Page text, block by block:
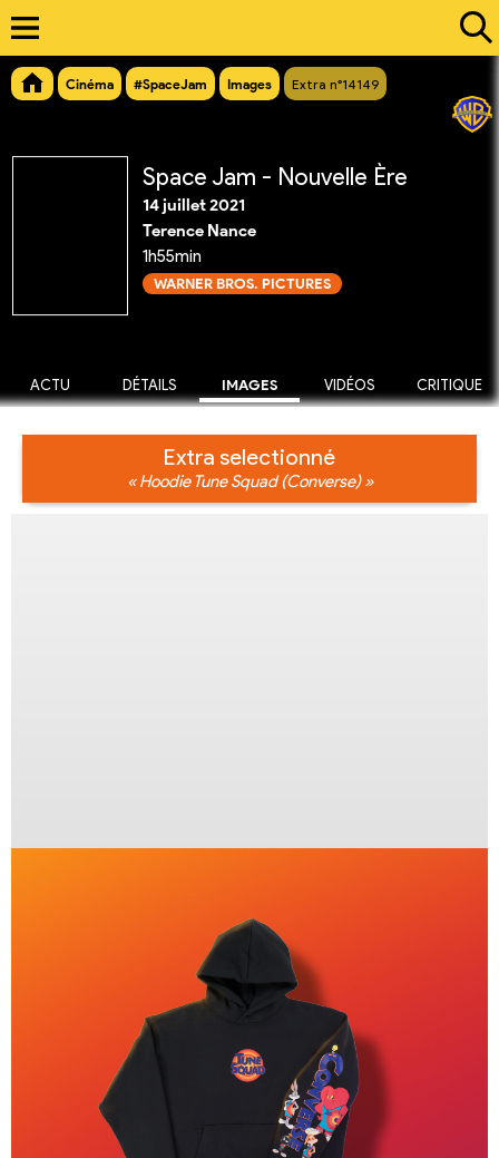
Cinéma #SpaceJam Images Extra n°14149
Space Jam - Nouvelle Ère
14 juillet 2021
Terence Nance
1h55min
WARNER BROS. PICTURES
ACTU DÉTAILS IMAGES VIDÉOS CRITIQUE
Extra selectionné
« Hoodie Tune Squad (Converse) »